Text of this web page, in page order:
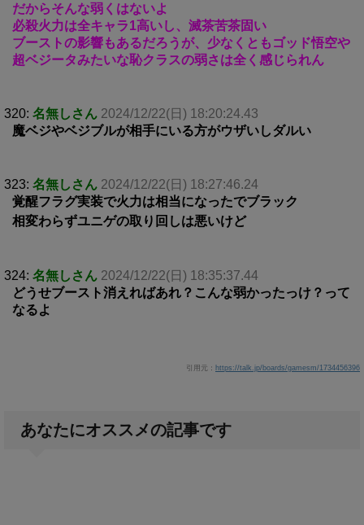
だからそんな弱くはないよ
必殺火力は全キャラ1高いし、滅茶苦茶固い
ブーストの影響もあるだろうが、少なくともゴッド悟空や
超ベジータみたいな恥クラスの弱さは全く感じられん
320: 名無しさん 2024/12/22(日) 18:20:24.43
魔ベジやベジブルが相手にいる方がウザいしダルい
323: 名無しさん 2024/12/22(日) 18:27:46.24
覚醒フラグ実装で火力は相当になったでブラック
相変わらずユニゲの取り回しは悪いけど
324: 名無しさん 2024/12/22(日) 18:35:37.44
どうせブースト消えればあれ？こんな弱かったっけ？って
なるよ
引用元： https://talk.jp/boards/gamesm/1734456396
あなたにオススメの記事です